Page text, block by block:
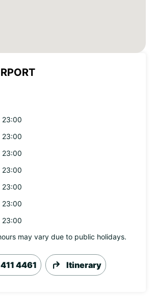
may vary due to public holidays.
4461 Itinerary